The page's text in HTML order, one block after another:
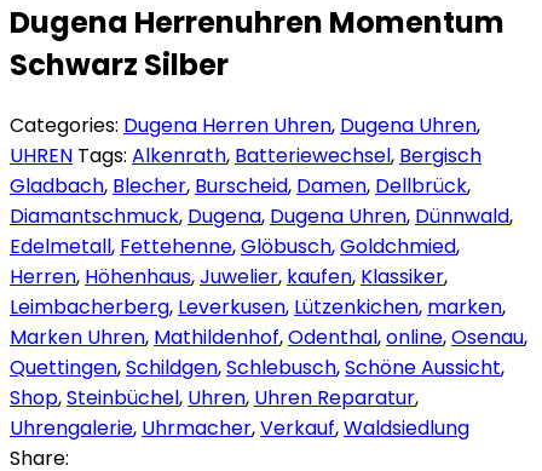
Dugena Herrenuhren Momentum
Schwarz Silber
Categories: Dugena Herren Uhren, Dugena Uhren,
UHREN Tags: Alkenrath, Batteriewechsel, Bergisch
Gladbach, Blecher, Burscheid, Damen, Dellbrück,
Diamantschmuck, Dugena, Dugena Uhren, Dünnwald,
Edelmetall, Fettehenne,Glöbusch,Goldchmied,
Herren, Höhenhaus,Juwelier, kaufen, Klassiker,
Leimbacherberg, Leverkusen, Lützenkichen, marken,
Marken Uhren, Mathildenhof,Odenthal,online,Osenau,
Quettingen,Schildgen,Schlebusch,Schöne Aussicht,
Shop,Steinbüchel, Uhren, Uhren Reparatur,
Uhrengalerie, Uhrmacher,Verkauf,Waldsiedlung
Share: